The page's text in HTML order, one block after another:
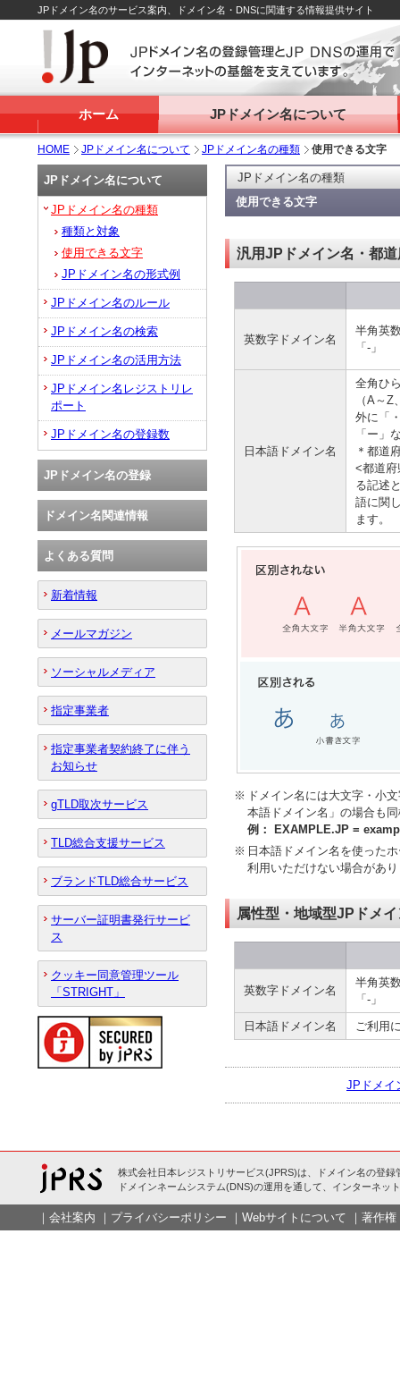
JPドメイン名のサービス案内、ドメイン名・DNSに関連する情報提供サイト
ホーム JPドメイン名について
HOME JPドメイン名について JPドメイン名の種類 使用できる文字
JPドメイン名の種類
使用できる文字
汎用JPドメイン名・都
英数字ドメイン名
半角英
「-」
日本語ドメイン名
全角ひ
（A～
外に「
「ー」
＊都道
<都道
る記述
語に関
ます。
※ ドメイン名には大文字・小
本語ドメイン名」の場合も
例： EXAMPLE.JP =
※ 日本語ドメイン名を使った
利用いただけない場合があ
属性型・地域型JPドメ
英数字ドメイン名
半角英
「-」
日本語ドメイン名
ご利用
JPドメイ
JPドメイン名について
JPドメイン名の種類
種類と対象
使用できる文字
JPドメイン名の形式例
JPドメイン名のルール
JPドメイン名の検索
JPドメイン名の活用方法
JPドメイン名レジストリレ
ポート
JPドメイン名の登録数
JPドメイン名の登録
ドメイン名関連情報
よくある質問
新着情報
メールマガジン
ソーシャルメディア
指定事業者
指定事業者契約終了に伴う
お知らせ
gTLD取次サービス
TLD総合支援サービス
ブランドTLD総合サービス
サーバー証明書発行サービ
ス
クッキー同意管理ツール
「STRIGHT」
株式会社日本レジストリサービス(JPRS)は、ドメイン名の登録
ドメインネームシステム(DNS)の運用を通して、インターネッ
｜ 会社案内 ｜ プライバシーポリシー ｜ Webサイトについて ｜ 著作権